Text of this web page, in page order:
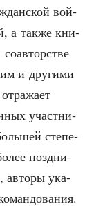
вой­
а так­же кни­
и дру­ги­ми
участ­ни­
сте­пе­
позд­ни­
авто­ры ука­